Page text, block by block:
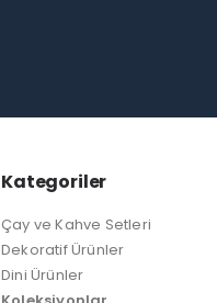
Kategoriler
Çay ve Kahve Setleri
Dekoratif Ürünler
Dini Ürünler